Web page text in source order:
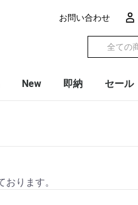
お問い合わせ
New 即納 セール
ります。